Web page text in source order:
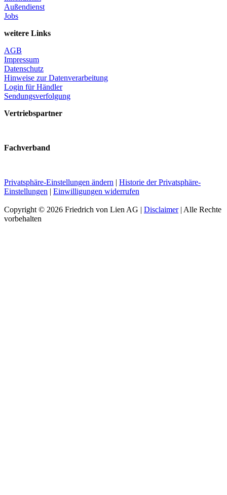
Außendienst
Jobs
weitere Links
AGB
Impressum
Datenschutz
Hinweise zur Datenverarbeitung
Login für Händler
Sendungsverfolgung
Vertriebspartner
Fachverband
Privatsphäre-Einstellungen ändern | Historie der Privatsphäre-
Einstellungen | Einwilligungen widerrufen
Copyright © 2026 Friedrich von Lien AG | Disclaimer| Alle Rechte
vorbehalten